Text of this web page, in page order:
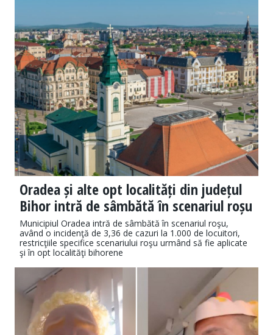
Oradea și alte opt localități din județul
Bihor intră de sâmbătă în scenariul roșu
Municipiul Oradea intră de sâmbătă în scenariul roşu,
având o incidenţă de 3,36 de cazuri la 1.000 de locuitori,
restricţiile specifice scenariului roşu urmând să fie aplicate
şi în opt localităţi bihorene